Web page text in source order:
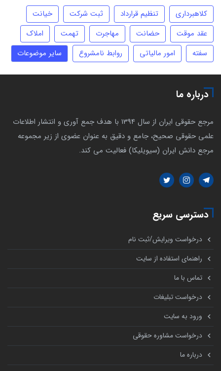
کلاهبرداری تنظیم قرارداد ثبت شرکت
خیانت
عقد موقت
حضانت مهاجرت تهمت
املاک
سفته
امور مالیاتی روابط نامشروع سایر موضوعات
درباره ما
مرجع حقوقی ایران از سال 1394 با هدف جمع آوری و انتشار اطلاعات
علمی حقوقی صحیح، جامع و دقیق به عنوان عضوی از زیر مجموعه
مرجع دانش ایران (سیویلیکا) فعالیت می کند.
دسترسی سریع
درخواست ویرایش/ثبت نام
راهنمای استفاده از سایت
تماس با ما
درخواست تبلیغات
ورود به سایت
درخواست مشاوره حقوقی
درباره ما